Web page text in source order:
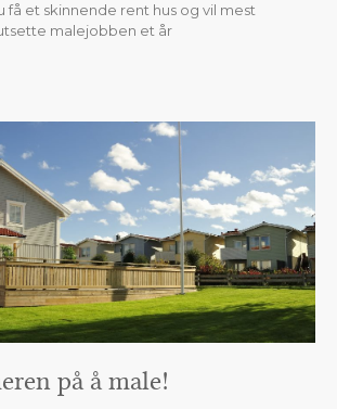
få et skinnende rent hus og vil mest
malejobben et år
på å male!